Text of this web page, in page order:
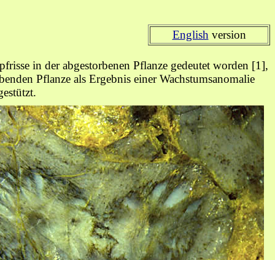
English version
in der abgestorbenen Pflanze gedeutet worden [1],
Pflanze als Ergebnis einer Wachstumsanomalie